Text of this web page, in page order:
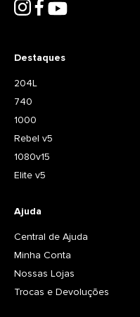
Destaques
204L
740
1000
Rebel v5
1080v15
Elite v5
Ajuda
Central de Ajuda
Minha Conta
Nossas Lojas
Trocas e Devoluções